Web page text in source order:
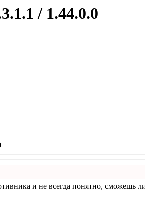
/ 1.44.0.0
и не всегда понятно, сможешь